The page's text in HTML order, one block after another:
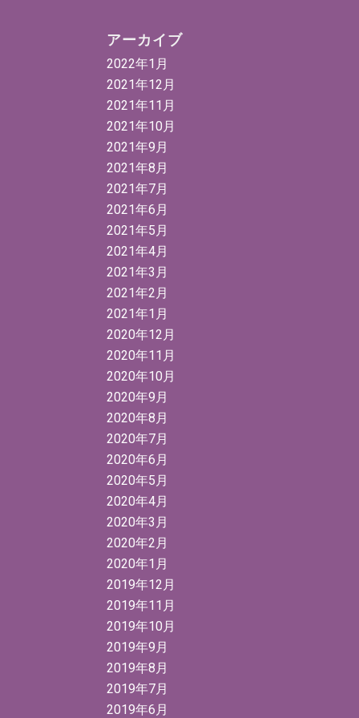
アーカイブ
2022年1月
2021年12月
2021年11月
2021年10月
2021年9月
2021年8月
2021年7月
2021年6月
2021年5月
2021年4月
2021年3月
2021年2月
2021年1月
2020年12月
2020年11月
2020年10月
2020年9月
2020年8月
2020年7月
2020年6月
2020年5月
2020年4月
2020年3月
2020年2月
2020年1月
2019年12月
2019年11月
2019年10月
2019年9月
2019年8月
2019年7月
2019年6月